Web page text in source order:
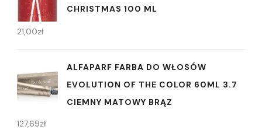
CHRISTMAS 100 ML
21,00zł
ALFAPARF FARBA DO WŁOSÓW
EVOLUTION OF THE COLOR 60ML 3.7
CIEMNY MATOWY BRĄZ
127,69zł